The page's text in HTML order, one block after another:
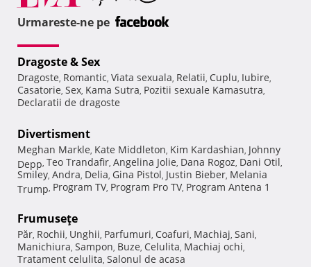
Urmareste-ne pe
Dragoste & Sex
Dragoste, Romantic, Viata sexuala, Relatii, Cuplu, Iubire,
Casatorie, Sex, Kama Sutra, Pozitii sexuale Kamasutra,
Declaratii de dragoste
Divertisment
Meghan Markle, Kate Middleton, Kim Kardashian, Johnny
Depp, Teo Trandafir, Angelina Jolie, Dana Rogoz, Dani Otil,
Smiley, Andra, Delia, Gina Pistol, Justin Bieber, Melania
Trump, Program TV, Program Pro TV, Program Antena 1
Frumuseţe
Păr, Rochii, Unghii, Parfumuri, Coafuri, Machiaj, Sani,
Manichiura, Sampon, Buze, Celulita, Machiaj ochi,
Tratament celulita, Salonul de acasa